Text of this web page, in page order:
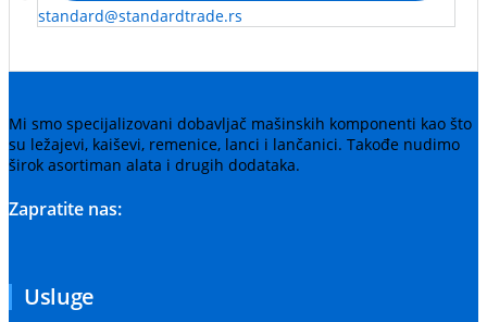
standard@standardtrade.rs
Mi smo specijalizovani dobavljač mašinskih komponenti kao što
su ležajevi, kaiševi, remenice, lanci i lančanici. Takođe nudimo
širok asortiman alata i drugih dodataka.
Zapratite nas:
Usluge